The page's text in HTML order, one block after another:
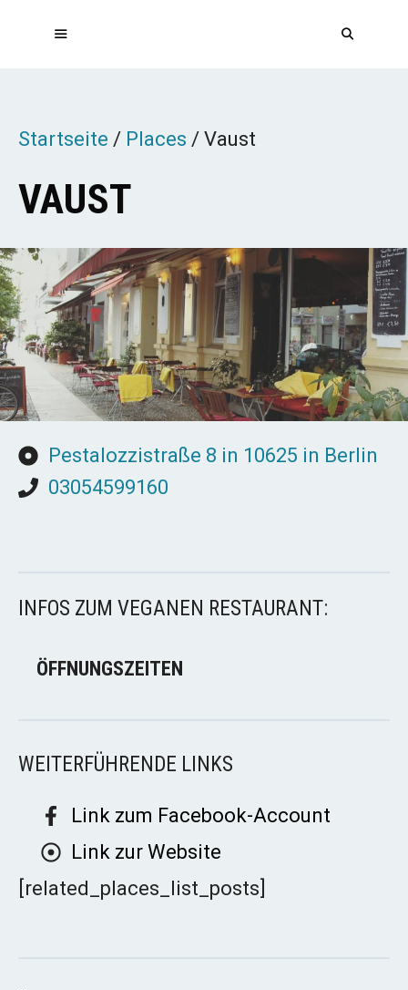
Startseite / Places / Vaust
VAUST
Pestalozzistraße 8 in 10625 in Berlin
03054599160
INFOS ZUM VEGANEN RESTAURANT:
ÖFFNUNGSZEITEN
WEITERFÜHRENDE LINKS
Link zum Facebook-Account
Link zur Website
[related_places_list_posts]